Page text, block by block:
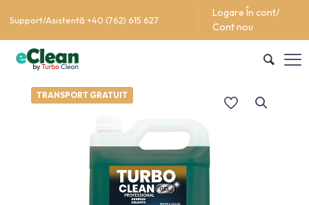
Support/Asistentă +40 (762) 615 627
Logare În cont/
Cont nou
TRANSPORT GRATUIT